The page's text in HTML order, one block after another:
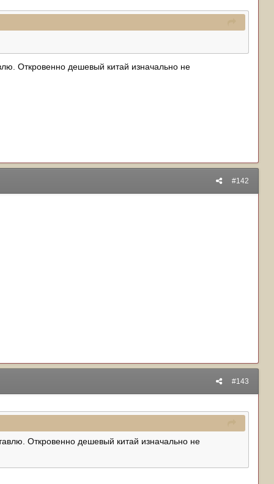
Откровенно дешевый китай изначально не
#142
#143
Откровенно дешевый китай изначально не